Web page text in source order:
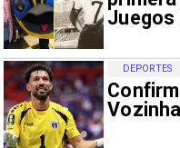
Juegos
DEPORTES